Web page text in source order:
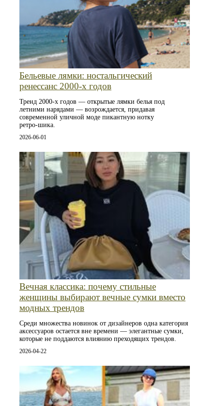
Бельевые лямки: ностальгический
ренессанс 2000‑х годов
Тренд 2000‑х годов — открытые лямки белья под
летними нарядами — возрождается, придавая
современной уличной моде пикантную нотку
ретро‑шика.
2026-06-01
Вечная классика: почему стильные
женщины выбирают вечные сумки вместо
модных трендов
Среди множества новинок от дизайнеров одна категория
аксессуаров остается вне времени — элегантные сумки,
которые не поддаются влиянию преходящих трендов.
2026-04-22